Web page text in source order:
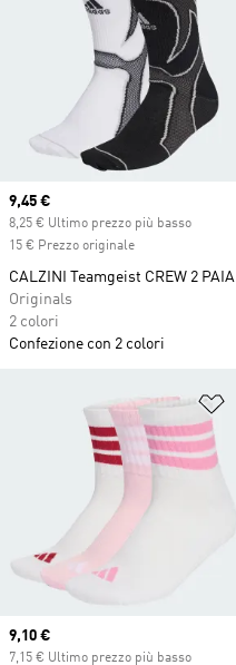
Current price
9,45 €
8,25 € Ultimo prezzo più basso
15 € Prezzo originale
CALZINI Teamgeist CREW 2 PAIA
Originals
2 colori
Confezione con 2 colori
Current price
9,10 €
7,15 € Ultimo prezzo più basso